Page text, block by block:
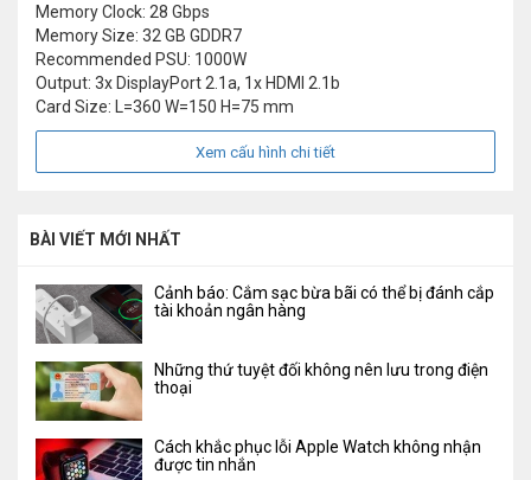
Memory Clock: 28 Gbps
Memory Size: 32 GB GDDR7
Recommended PSU: 1000W
Output: 3x DisplayPort 2.1a, 1x HDMI 2.1b
Card Size: L=360 W=150 H=75 mm
Xem cấu hình chi tiết
BÀI VIẾT MỚI NHẤT
Cảnh báo: Cắm sạc bừa bãi có thể bị đánh cắp
tài khoản ngân hàng
Những thứ tuyệt đối không nên lưu trong điện
thoại
Cách khắc phục lỗi Apple Watch không nhận
được tin nhắn